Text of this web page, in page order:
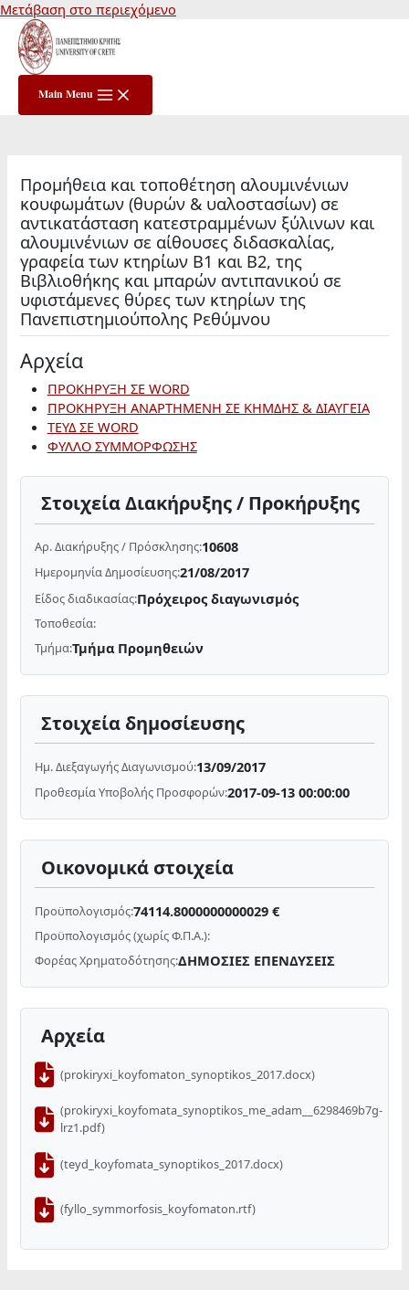
Μετάβαση στο περιεχόμενο
Main Menu
Προμήθεια και τοποθέτηση αλουμινένιων
κουφωμάτων (θυρών & υαλοστασίων) σε
αντικατάσταση κατεστραμμένων ξύλινων και
αλουμινένιων σε αίθουσες διδασκαλίας,
γραφεία των κτηρίων Β1 και Β2, της
Βιβλιοθήκης και μπαρών αντιπανικού σε
υφιστάμενες θύρες των κτηρίων της
Πανεπιστημιούπολης Ρεθύμνου
Αρχεία
ΠΡΟΚΗΡΥΞΗ ΣΕ WORD
ΠΡΟΚΗΡΥΞΗ ΑΝΑΡΤΗΜΕΝΗ ΣΕ ΚΗΜΔΗΣ & ΔΙΑΥΓΕΙΑ
ΤΕΥΔ ΣΕ WORD
ΦΥΛΛΟ ΣΥΜΜΟΡΦΩΣΗΣ
Στοιχεία Διακήρυξης / Προκήρυξης
Αρ. Διακήρυξης / Πρόσκλησης:10608
Ημερομηνία Δημοσίευσης:21/08/2017
Είδος διαδικασίας:Πρόχειρος διαγωνισμός
Τοποθεσία:
Τμήμα:Τμήμα Προμηθειών
Στοιχεία δημοσίευσης
Ημ. Διεξαγωγής Διαγωνισμού:13/09/2017
Προθεσμία Υποβολής Προσφορών:2017-09-13 00:00:00
Οικονομικά στοιχεία
Προϋπολογισμός:74114.8000000000029 €
Προϋπολογισμός (χωρίς Φ.Π.Α.):
Φορέας Χρηματοδότησης:ΔΗΜΟΣΙΕΣ ΕΠΕΝΔΥΣΕΙΣ
Αρχεία
(prokiryxi_koyfomaton_synoptikos_2017.docx)
(prokiryxi_koyfomata_synoptikos_me_adam__6298469b7g-
lrz1.pdf)
(teyd_koyfomata_synoptikos_2017.docx)
(fyllo_symmorfosis_koyfomaton.rtf)